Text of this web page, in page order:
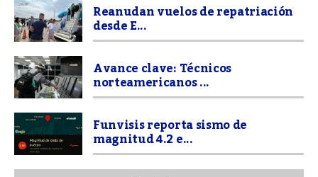
Reanudan vuelos de repatriación
desde E...
Avance clave: Técnicos
norteamericanos ...
Funvisis reporta sismo de
magnitud 4.2 e...